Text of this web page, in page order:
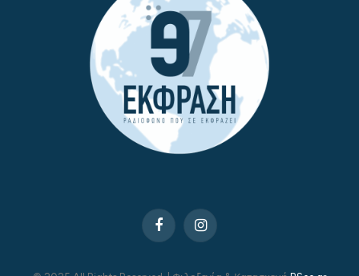
FacebookInstagram